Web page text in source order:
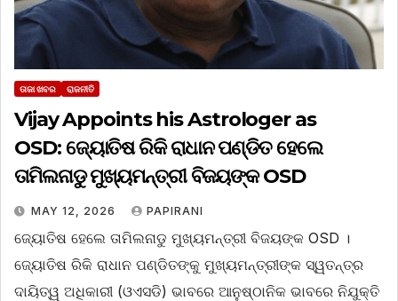
ତାଜା ଖବର ରାଜନୀତି
Vijay Appoints his Astrologer as
OSD: ଜ୍ୟୋତିଷ ରିକି ରାଧାନ ପଣ୍ଡିତ ହେଲେ
ତାମିଲନାଡୁ ମୁଖ୍ୟମନ୍ତ୍ରୀ ବିଜୟଙ୍କ OSD
MAY 12, 2026 PAPIRANI
ଜ୍ୟୋତିଷ ହେଲେ ତାମିଲନାଡୁ ମୁଖ୍ୟମନ୍ତ୍ରୀ ବିଜୟଙ୍କ OSD ।
ଜ୍ୟୋତିଷ ରିକି ରାଧାନ ପଣ୍ଡିତଙ୍କୁ ମୁଖ୍ୟମନ୍ତ୍ରୀଙ୍କ ସ୍ୱତନ୍ତ୍ର
ଦାୟିତ୍ୱ ଅଧିକାରୀ (ଓଏସଡି) ଭାବରେ ଆନୁଷ୍ଠାନିକ ଭାବରେ ନିଯୁକ୍ତି